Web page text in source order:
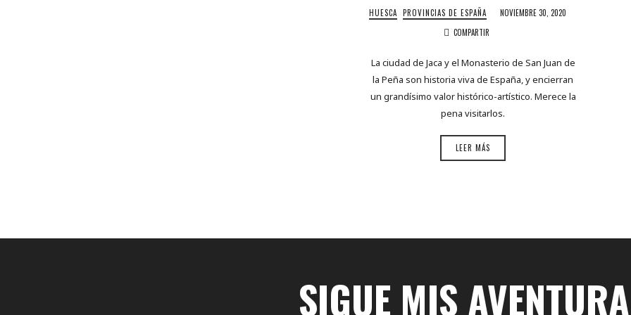
HUESCA PROVINCIAS DE ESPAÑA
NOVIEMBRE 30, 2020
COMPARTIR
La ciudad de Jaca y el Monasterio de San Juan de
la Peña son historia viva de España, y encierran
un grandísimo valor histórico-artístico. Merece la
pena visitarlos.
LEER MÁS
SIGUE MIS